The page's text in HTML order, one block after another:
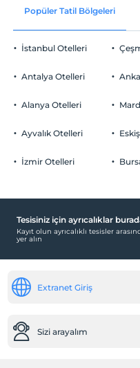
2 yaşına kadar olan
Her bir oda için 3
Ortak
Otopark
Check/out
En geç saat 12:00 ve öncesi
Evcil Hayvan
2 yaşına kadar olan
Popüler Tatil Bölgeleri
İstanbul Otelleri
Antalya Otelleri
Alanya Otelleri
Ayvalık Otelleri
İzmir Otelleri
Tesisiniz için ayrıcalıklar
Kayıt olun ayrıcalıklı tesisler
yer alın
Extranet Giriş
Sizi arayalım